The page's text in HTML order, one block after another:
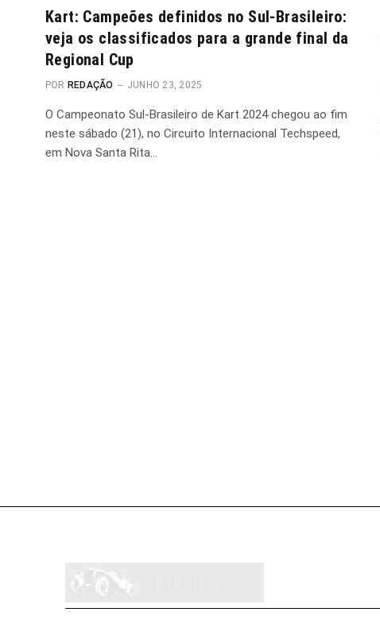
Kart: Campeões definidos no Sul-Brasileiro:
veja os classificados para a grande final da
Regional Cup
POR REDAÇÃO JUNHO 23, 2025
O Campeonato Sul-Brasileiro de Kart 2024 chegou ao fim
neste sábado (21), no Circuito Internacional Techspeed,
em Nova Santa Rita…